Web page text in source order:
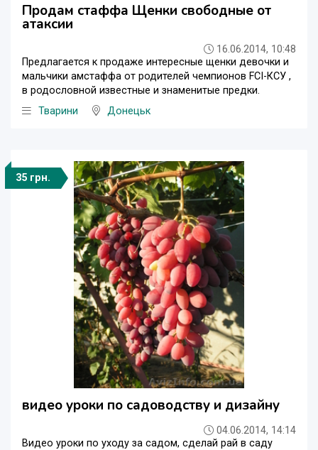
Продам стаффа Щенки свободные от
атаксии
16.06.2014, 10:48
Предлагается к продаже интересные щенки девочки и
мальчики амстаффа от родителей чемпионов FCI-КСУ ,
в родословной известные и знаменитые предки.
Тварини
Донецьк
35 грн.
видео уроки по садоводству и дизайну
04.06.2014, 14:14
Видео уроки по уходу за садом, сделай рай в саду